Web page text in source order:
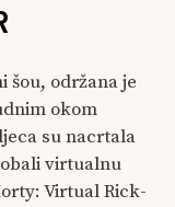
šou, održana je
okom
su nacrtala
virtualnu
Virtual Rick-